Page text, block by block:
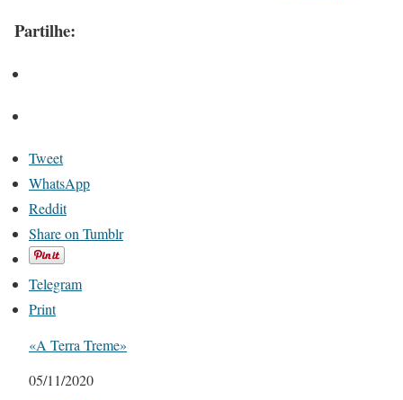
Partilhe:
Tweet
WhatsApp
Reddit
Share on Tumblr
Telegram
Print
«A Terra Treme»
Date
05/11/2020